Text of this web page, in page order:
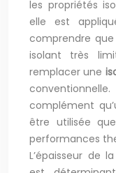
les propriétés
elle est
comprendre
isolant très
remplacer une
complément
être utilisée
performances
L’épaisseur de